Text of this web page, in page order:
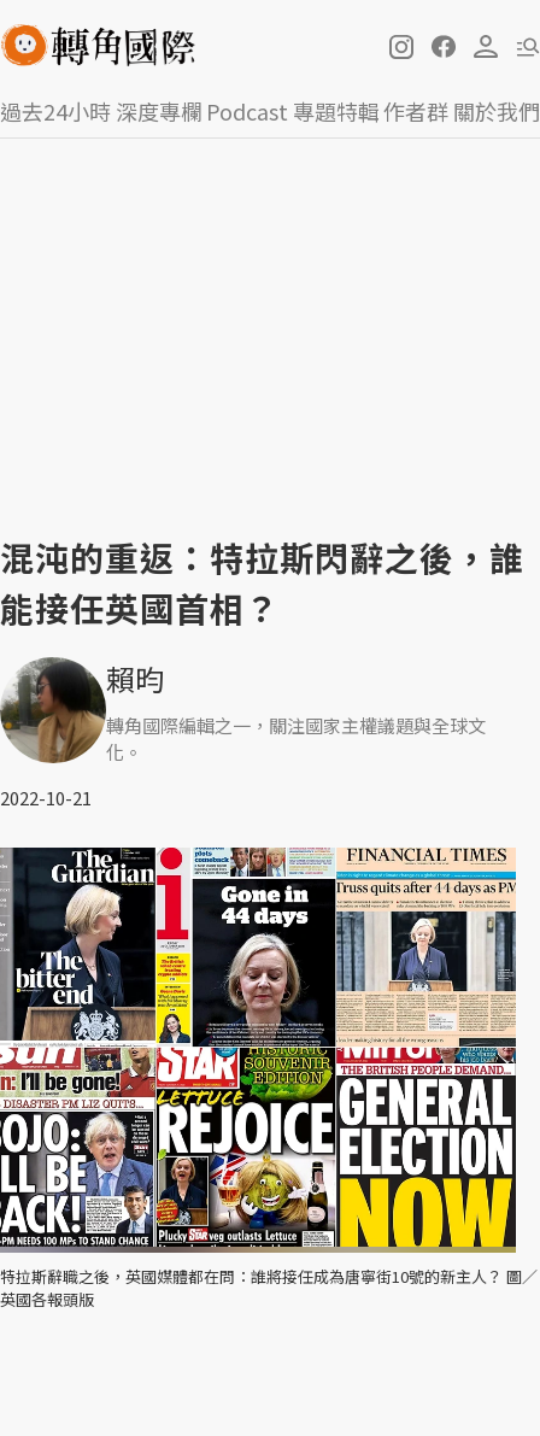
過去24小時深度專欄 Podcast 專題特輯作者群關於我們
混沌的重返：特拉斯閃辭之後，誰
能接任英國首相？
賴昀
轉角國際編輯之一，關注國家主權議題與全球文
化。
2022-10-21
特拉斯辭職之後，英國媒體都在問：誰將接任成為唐寧街10號的新主人？ 圖／
英國各報頭版